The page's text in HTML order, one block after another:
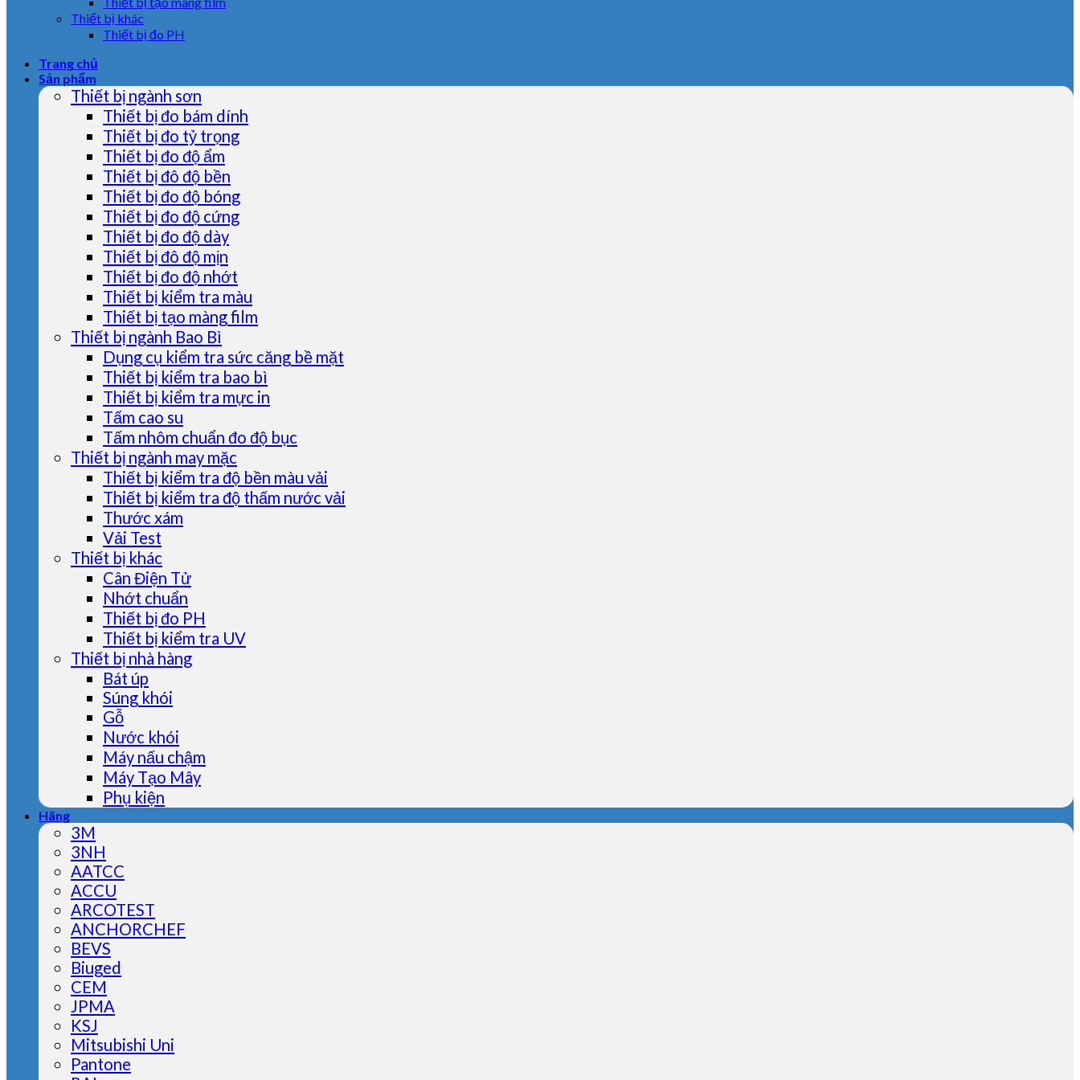
Thiết bị khác
Thiết bị đo PH
Trang chủ
Sản phẩm
Thiết bị ngành sơn
Thiết bị đo bám dính
Thiết bị đo tỷ trọng
Thiết bị đo độ ẩm
Thiết bị đô độ bền
Thiết bị đo độ bóng
Thiết bị đo độ cứng
Thiết bị đo độ dày
Thiết bị đô độ mịn
Thiết bị đo độ nhớt
Thiết bị kiểm tra màu
Thiết bị tạo màng film
Thiết bị ngành Bao Bì
Dụng cụ kiểm tra sức căng bề mặt
Thiết bị kiểm tra bao bì
Thiết bị kiểm tra mực in
Tấm cao su
Tấm nhôm chuẩn đo độ bục
Thiết bị ngành may mặc
Thiết bị kiểm tra độ bền màu vải
Thiết bị kiểm tra độ thấm nước vải
Thước xám
Vải Test
Thiết bị khác
Cân Điện Tử
Nhớt chuẩn
Thiết bị đo PH
Thiết bị kiểm tra UV
Thiết bị nhà hàng
Bát úp
Súng khói
Gỗ
Nước khói
Máy nấu chậm
Máy Tạo Mây
Phụ kiện
Hãng
3M
3NH
AATCC
ACCU
ARCOTEST
ANCHORCHEF
BEVS
Biuged
CEM
JPMA
KSJ
Mitsubishi Uni
Pantone